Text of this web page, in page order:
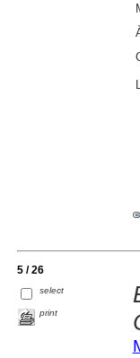
5 / 26
select
print